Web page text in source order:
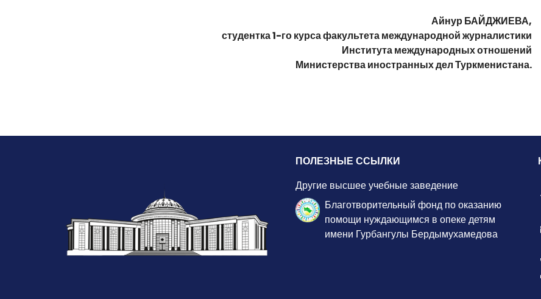
Айнур БАЙДЖИЕВА,
студентка 1-го курса факультета международной журналистики
Института международных отношений
Министерства иностранных дел Туркменистана.
ПОЛЕЗНЫЕ ССЫЛКИ
Другие высшее учебные заведение
Благотворительный фонд по оказанию
помощи нуждающимся в опеке детям
имени Гурбангулы Бердымухамедова